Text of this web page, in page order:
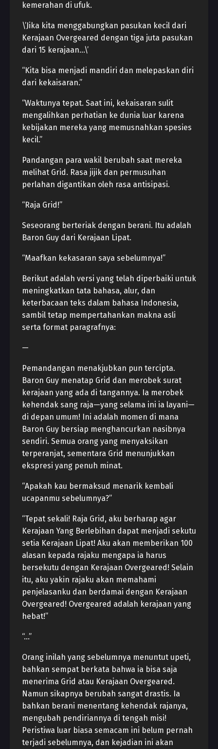
kemerahan di ufuk.
\’Jika kita menggabungkan pasukan kecil dari
Kerajaan Overgeared dengan tiga juta pasukan
dari 15 kerajaan…\’
“Kita bisa menjadi mandiri dan melepaskan diri
dari kekaisaran.”
“Waktunya tepat. Saat ini, kekaisaran sulit
mengalihkan perhatian ke dunia luar karena
kebijakan mereka yang memusnahkan spesies
kecil.”
Pandangan para wakil berubah saat mereka
melihat Grid. Rasa jijik dan permusuhan
perlahan digantikan oleh rasa antisipasi.
“Raja Grid!”
Seseorang berteriak dengan berani. Itu adalah
Baron Guy dari Kerajaan Lipat.
“Maafkan kekasaran saya sebelumnya!”
Berikut adalah versi yang telah diperbaiki untuk
meningkatkan tata bahasa, alur, dan
keterbacaan teks dalam bahasa Indonesia,
sambil tetap mempertahankan makna asli
serta format paragrafnya:
—
Pemandangan menakjubkan pun tercipta.
Baron Guy menatap Grid dan merobek surat
kerajaan yang ada di tangannya. Ia merobek
kehendak sang raja—yang selama ini ia layani—
di depan umum! Ini adalah momen di mana
Baron Guy bersiap menghancurkan nasibnya
sendiri. Semua orang yang menyaksikan
terperanjat, sementara Grid menunjukkan
ekspresi yang penuh minat.
“Apakah kau bermaksud menarik kembali
ucapanmu sebelumnya?”
“Tepat sekali! Raja Grid, aku berharap agar
Kerajaan Yang Berlebihan dapat menjadi sekutu
setia Kerajaan Lipat! Aku akan memberikan 100
alasan kepada rajaku mengapa ia harus
bersekutu dengan Kerajaan Overgeared! Selain
itu, aku yakin rajaku akan memahami
penjelasanku dan berdamai dengan Kerajaan
Overgeared! Overgeared adalah kerajaan yang
hebat!”
“…”
Orang inilah yang sebelumnya menuntut upeti,
bahkan sempat berkata bahwa ia bisa saja
menerima Grid atau Kerajaan Overgeared.
Namun sikapnya berubah sangat drastis. Ia
bahkan berani menentang kehendak rajanya,
mengubah pendiriannya di tengah misi!
Peristiwa luar biasa semacam ini belum pernah
terjadi sebelumnya, dan kejadian ini akan